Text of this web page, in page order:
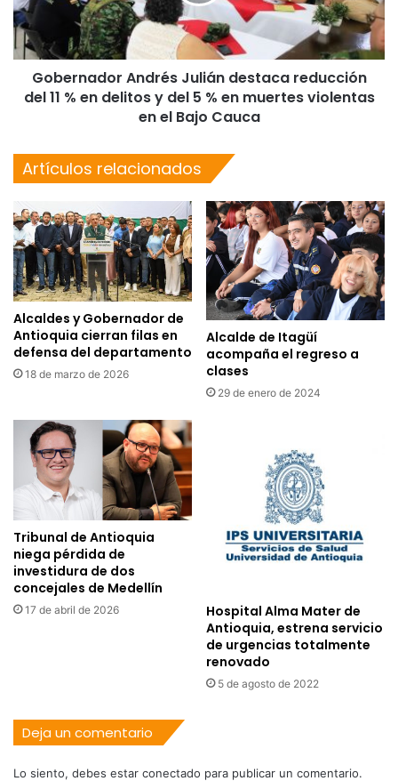
Gobernador Andrés Julián destaca reducción
del 11 % en delitos y del 5 % en muertes violentas
en el Bajo Cauca
Artículos relacionados
Alcaldes y Gobernador de
Antioquia cierran filas en
defensa del departamento
18 de marzo de 2026
Alcalde de Itagüí
acompaña el regreso a
clases
29 de enero de 2024
Tribunal de Antioquia
niega pérdida de
investidura de dos
concejales de Medellín
17 de abril de 2026
Hospital Alma Mater de
Antioquia, estrena servicio
de urgencias totalmente
renovado
5 de agosto de 2022
Deja un comentario
Lo siento, debes estar conectado para publicar un comentario.